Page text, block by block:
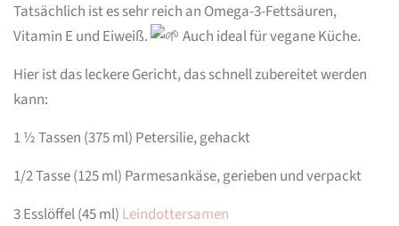
Tatsächlich ist es sehr reich an Omega-3-Fettsäuren,
Vitamin E und Eiweiß.
Auch ideal für vegane Küche.
Hier ist das leckere Gericht, das schnell zubereitet werden
kann:
1 ½ Tassen (375 ml) Petersilie, gehackt
1/2 Tasse (125 ml) Parmesankäse, gerieben und verpackt
3 Esslöffel (45 ml) Leindottersamen